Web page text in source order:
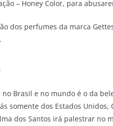
– Honey Color, para
dos perfumes da marca
Brasil e no mundo é o da
somente dos Estados
dos Santos irá palestrar no